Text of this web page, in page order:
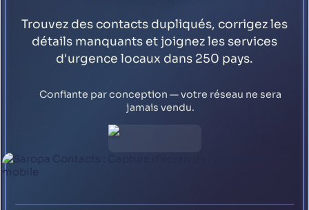
Trouvez des contacts dupliqués, corrigez les
détails manquants et joignez les services
d'urgence locaux dans 250 pays.
Confiante par conception — votre réseau ne sera
jamais vendu.